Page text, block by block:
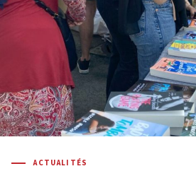
ACTUALITÉS